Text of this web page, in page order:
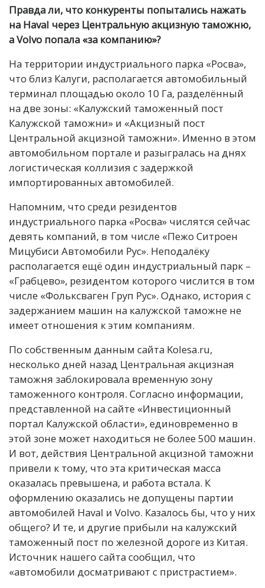
Правда ли, что конкуренты попытались нажать
на Haval через Центральную акцизную таможню,
а Volvo попала «за компанию»?
На территории индустриального парка «Росва»,
что близ Калуги, располагается автомобильный
терминал площадью около 10 Га, разделённый
на две зоны: «Калужский таможенный пост
Калужской таможни» и «Акцизный пост
Центральной акцизной таможни». Именно в этом
автомобильном портале и разыгралась на днях
логистическая коллизия с задержкой
импортированных автомобилей.
Напомним, что среди резидентов
индустриального парка «Росва» числятся сейчас
девять компаний, в том числе «Пежо Ситроен
Мицубиси Автомобили Рус». Неподалёку
располагается ещё один индустриальный парк –
«Грабцево», резидентом которого числится в том
числе «Фольксваген Груп Рус». Однако, история с
задержанием машин на калужской таможне не
имеет отношения к этим компаниям.
По собственным данным сайта Kolesa.ru,
несколько дней назад Центральная акцизная
таможня заблокировала временную зону
таможенного контроля. Согласно информации,
представленной на сайте «Инвестиционный
портал Калужской области», единовременно в
этой зоне может находиться не более 500 машин.
И вот, действия Центральной акцизной таможни
привели к тому, что эта критическая масса
оказалась превышена, и работа встала. К
оформлению оказались не допущены партии
автомобилей Haval и Volvo. Казалось бы, что у них
общего? И те, и другие прибыли на калужский
таможенный пост по железной дороге из Китая.
Источник нашего сайта сообщил, что
«автомобили досматривают с пристрастием».